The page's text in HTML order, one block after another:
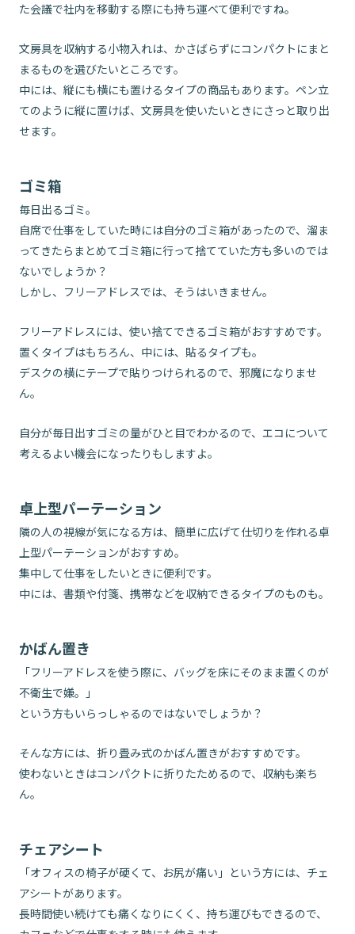
た会議で社内を移動する際にも持ち運べて便利ですね。
文房具を収納する小物入れは、かさばらずにコンパクトにまと
まるものを選びたいところです。
中には、縦にも横にも置けるタイプの商品もあります。ペン立
てのように縦に置けば、文房具を使いたいときにさっと取り出
せます。
ゴミ箱
毎日出るゴミ。
自席で仕事をしていた時には自分のゴミ箱があったので、溜ま
ってきたらまとめてゴミ箱に行って捨てていた方も多いのでは
ないでしょうか？
しかし、フリーアドレスでは、そうはいきません。
フリーアドレスには、使い捨てできるゴミ箱がおすすめです。
置くタイプはもちろん、中には、貼るタイプも。
デスクの横にテープで貼りつけられるので、邪魔になりませ
ん。
自分が毎日出すゴミの量がひと目でわかるので、エコについて
考えるよい機会になったりもしますよ。
卓上型パーテーション
隣の人の視線が気になる方は、簡単に広げて仕切りを作れる卓
上型パーテーションがおすすめ。
集中して仕事をしたいときに便利です。
中には、書類や付箋、携帯などを収納できるタイプのものも。
かばん置き
「フリーアドレスを使う際に、バッグを床にそのまま置くのが
不衛生で嫌。」
という方もいらっしゃるのではないでしょうか？
そんな方には、折り畳み式のかばん置きがおすすめです。
使わないときはコンパクトに折りたためるので、収納も楽ち
ん。
チェアシート
「オフィスの椅子が硬くて、お尻が痛い」という方には、チェ
アシートがあります。
長時間使い続けても痛くなりにくく、持ち運びもできるので、